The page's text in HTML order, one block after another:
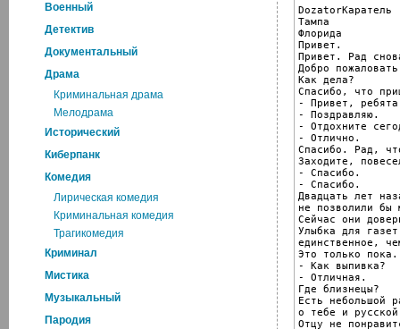
Военный
Детектив
Документальный
Драма
Криминальная драма
Мелодрама
Исторический
Киберпанк
Комедия
Лирическая комедия
Криминальная комедия
Трагикомедия
Криминал
Мистика
Музыкальный
Пародия
DozatorКаратель
Тампа
Флорида
Привет.
Привет. Рад
Добро
Как дела?
Спасибо, что
- Привет,
- Поздравляю.
- Отдохните
- Отлично.
Спасибо. Рад,
Заходите,
- Спасибо.
- Спасибо.
Двадцать лет
не позволили
Сейчас они
Улыбка для
единственное,
Это только пока.
- Как выпивка?
- Отличная.
Где близнецы?
Есть небольшой
о тебе и
Отцу не